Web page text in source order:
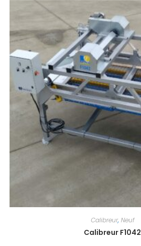
Calibreur, Neuf
Calibreur F1042